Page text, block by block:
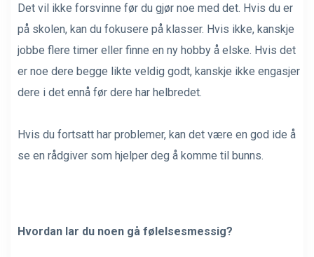
Det vil ikke forsvinne før du gjør noe med det. Hvis du er
på skolen, kan du fokusere på klasser. Hvis ikke, kanskje
jobbe flere timer eller finne en ny hobby å elske. Hvis det
er noe dere begge likte veldig godt, kanskje ikke engasjer
dere i det ennå før dere har helbredet.
Hvis du fortsatt har problemer, kan det være en god ide å
se en rådgiver som hjelper deg å komme til bunns.
Hvordan lar du noen gå følelsesmessig?